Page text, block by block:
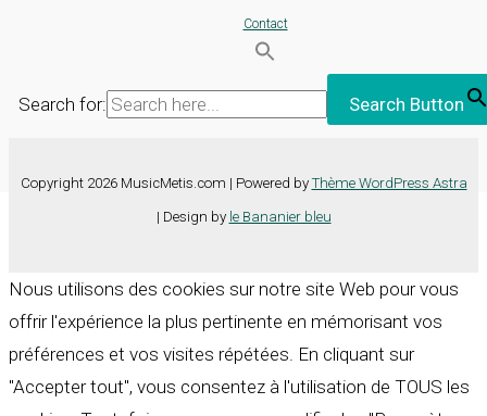
Contact
Search for: Search Button
Copyright 2026 MusicMetis.com | Powered by Thème WordPress Astra
| Design by le Bananier bleu
Nous utilisons des cookies sur notre site Web pour vous
offrir l'expérience la plus pertinente en mémorisant vos
préférences et vos visites répétées. En cliquant sur
"Accepter tout", vous consentez à l'utilisation de TOUS les